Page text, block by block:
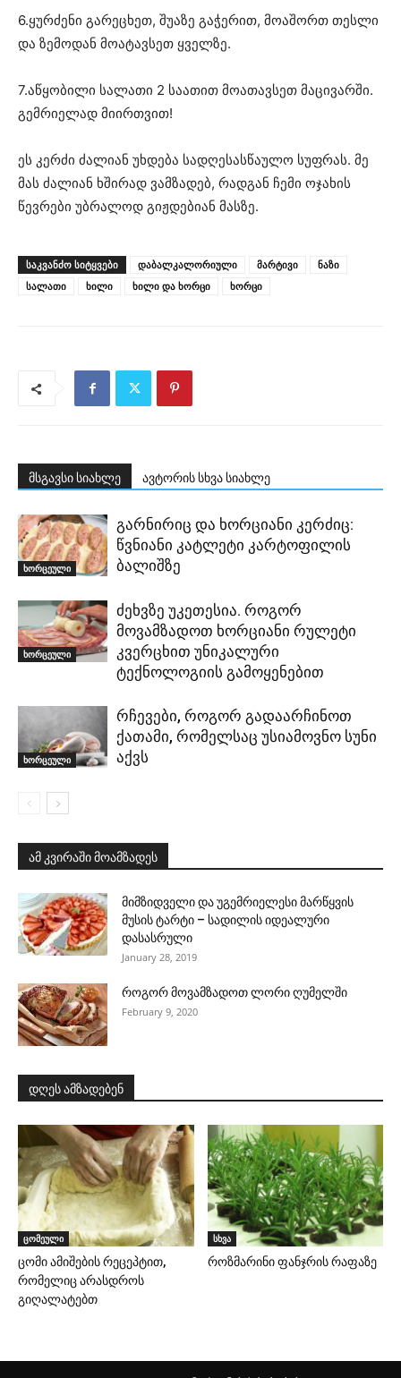
6.ყურძენი გარეცხეთ, შუაზე გაჭერით, მოაშორთ თესლი
და ზემოდან მოატავსეთ ყველზე.
7.აწყობილი სალათი 2 საათით მოათავსეთ მაცივარში.
გემრიელად მიირთვით!
ეს კერძი ძალიან უხდება სადღესასწაულო სუფრას. მე
მას ძალიან ხშირად ვამზადებ, რადგან ჩემი ოჯახის
წევრები უბრალოდ გიჟდებიან მასზე.
ᲡᲐᲙᲕᲐᲜᲫᲝ ᲡᲘᲢᲧᲕᲔᲑᲘ დაბალკალორიული მარტივი
ნაზი
სალათი
ხილი ხილი და ხორცი ხორცი
მსგავსი სიახლე ავტორის სხვა სიახლე
ხორცეული
გარნირიც და ხორციანი კერძიც:
წვნიანი კატლეტი კარტოფილის
ბალიშზე
ხორცეული
ძეხვზე უკეთესია. როგორ
მოვამზადოთ ხორციანი რულეტი
კვერცხით უნიკალური
ტექნოლოგიის გამოყენებით
ხორცეული
რჩევები, როგორ გადაარჩინოთ
ქათამი, რომელსაც უსიამოვნო სუნი
აქვს
ამ კვირაში მოამზადეს
მიმზიდველი და უგემრიელესი მარწყვის
მუსის ტარტი – სადილის იდეალური
დასასრული
January 28, 2019
როგორ მოვამზადოთ ლორი ღუმელში
February 9, 2020
დღეს ამზადებენ
ცომეული
ცომი ამიშების რეცეპტით,
რომელიც არასდროს
გიღალატებთ
სხვა
როზმარინი ფანჯრის რაფაზე